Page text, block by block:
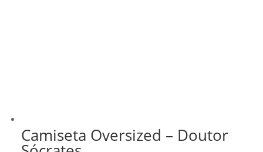
Camiseta Oversized – Doutor